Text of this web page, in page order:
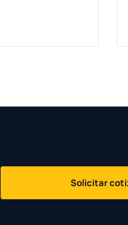
Solicitar